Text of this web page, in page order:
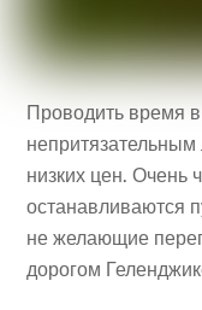
Проводить время
низких цен. Очень
останавливаются
не желающие
дорогом